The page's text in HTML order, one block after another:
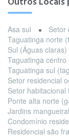
Asa sul
Setor
Taguatinga norte
Sul (Águas claras)
Taguatinga centro
Taguatinga sul
Setor residencial
Setor
Ponte alta norte
Jardins
Condomínio
Residencial são